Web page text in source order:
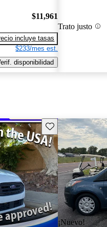
$11,961
incluye tasas
$233/mes est.
disponibilidad
Trato justo
Guarda este Aviso
¡Nuevo!